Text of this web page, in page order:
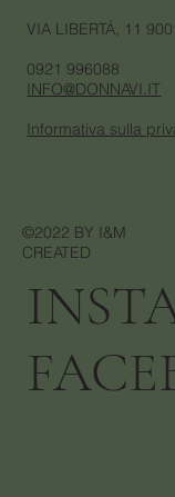
VIA LIBERTÁ, 11
0921 996088
INFO@DONNAVI.IT
Informativa sulla
©2022 BY I&M
CREATED